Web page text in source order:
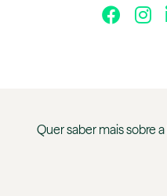
Quer saber mais sobre a